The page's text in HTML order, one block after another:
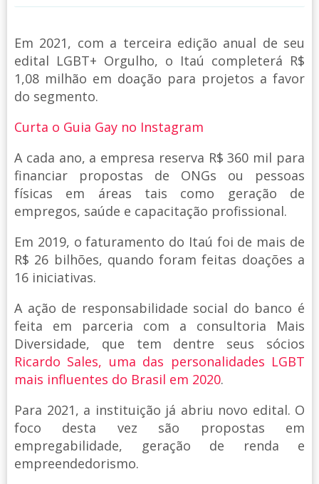
Em 2021, com a terceira edição anual de seu
edital LGBT+ Orgulho, o Itaú completerá R$
1,08 milhão em doação para projetos a favor
do segmento.
Curta o Guia Gay no Instagram
A cada ano, a empresa reserva R$ 360 mil para
financiar propostas de ONGs ou pessoas
físicas em áreas tais como geração de
empregos, saúde e capacitação profissional.
Em 2019, o faturamento do Itaú foi de mais de
R$ 26 bilhões, quando foram feitas doações a
16 iniciativas.
A ação de responsabilidade social do banco é
feita em parceria com a consultoria Mais
Diversidade, que tem dentre seus sócios
Ricardo Sales, uma das personalidades LGBT
mais influentes do Brasil em 2020.
Para 2021, a instituição já abriu novo edital. O
foco desta vez são propostas em
empregabilidade, geração de renda e
empreendedorismo.